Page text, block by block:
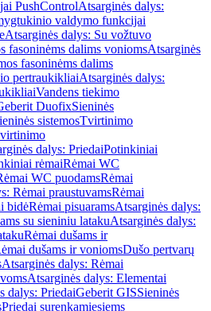
PushControlAtsarginės dalys:
valdymo funkcijai
Atsarginės dalys: Su vožtuvo
fasoninėms dalims voniomsAtsarginės
fasoninėms dalims
pertraukikliaiAtsarginės dalys:
Vandens tiekimo
DuofixSieninės
sistemosTvirtinimo
dalys: PriedaiPotinkiniai
rėmaiRėmai WC
WC puodamsRėmai
Rėmai praustuvamsRėmai
bidėRėmai pisuaramsAtsarginės dalys:
su sieniniu latakuAtsarginės dalys:
Rėmai dušams ir
dušams ir voniomsDušo pertvarų
Atsarginės dalys: Rėmai
Atsarginės dalys: Elementai
dalys: PriedaiGeberit GISSieninės
Priedai surenkamiesiems